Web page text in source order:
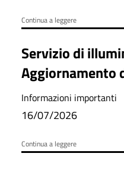
Continua a leggere
Servizio di
Aggiornamento
Informazioni importanti
16/07/2026
Continua a leggere